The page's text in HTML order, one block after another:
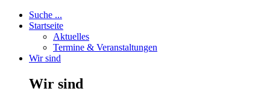
Suche ...
Startseite
Aktuelles
Termine & Veranstaltungen
Wir sind
Wir sind